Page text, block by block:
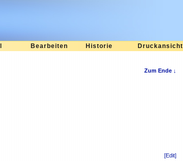
Bearbeiten Historie Druckansicht
Zum Ende ↓
[Edit]